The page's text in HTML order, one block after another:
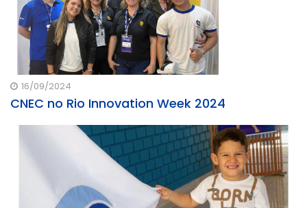
16/09/2024
CNEC no Rio Innovation Week 2024